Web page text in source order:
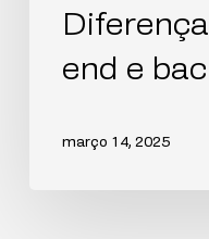
end e
março 14, 2025